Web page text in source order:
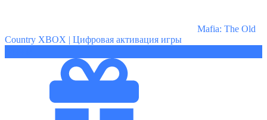
Mafia: The Old
Country XBOX | Цифровая активация игры